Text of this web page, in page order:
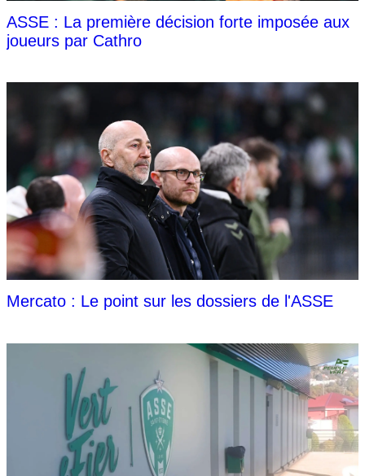
ASSE : La première décision forte imposée aux
joueurs par Cathro
Mercato : Le point sur les dossiers de l'ASSE